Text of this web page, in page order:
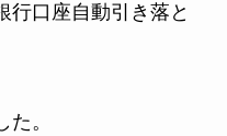
口座自動引き落と
。